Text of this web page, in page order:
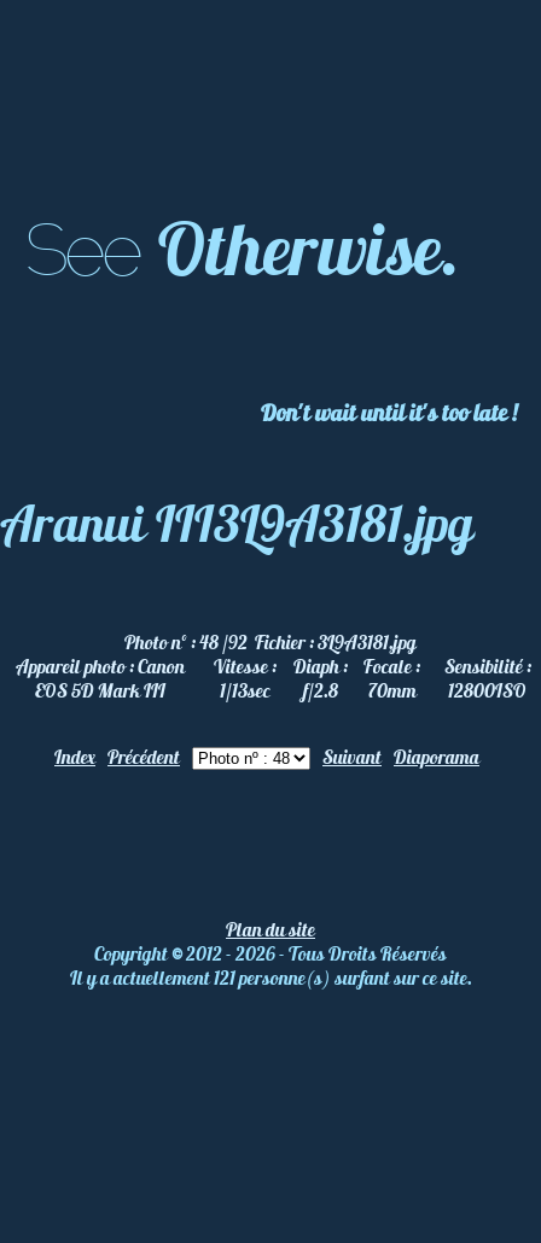
See Otherwise.
Don't wait until it's too late !
Aranui III3L9A3181.jpg
Photo nº :48 /92 Fichier :3L9A3181.jpg
Appareil photo :Canon
EOS 5D Mark III
Vitesse :
1/13sec
Diaph :
f/2.8
Focale :
70mm
Sensibilité :
12800ISO
Index Précédent Suivant Diaporama
Plan du site
Copyright©2012 - 2026 - Tous Droits Réservés
Il y a actuellement 121 personne(s) surfant sur ce site.